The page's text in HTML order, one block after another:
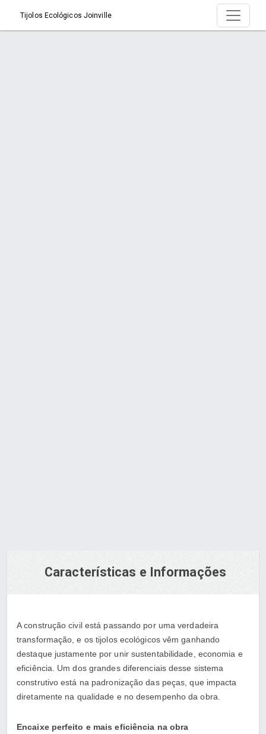
Tijolos Ecológicos Joinville
Características e Informações
A construção civil está passando por uma verdadeira
transformação, e os tijolos ecológicos vêm ganhando
destaque justamente por unir sustentabilidade, economia e
eficiência. Um dos grandes diferenciais desse sistema
construtivo está na padronização das peças, que impacta
diretamente na qualidade e no desempenho da obra.
Encaixe perfeito e mais eficiência na obra